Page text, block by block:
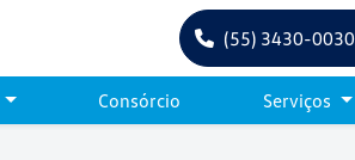
(55) 3430-0030
Consórcio Serviços